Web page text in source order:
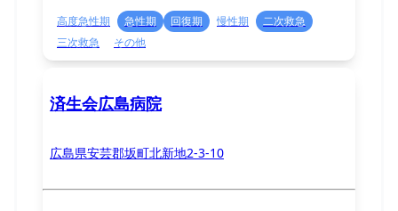
高度急性期 急性期 回復期 慢性期
二次救急
三次救急
その他
済生会広島病院
広島県安芸郡坂町北新地2-3-10